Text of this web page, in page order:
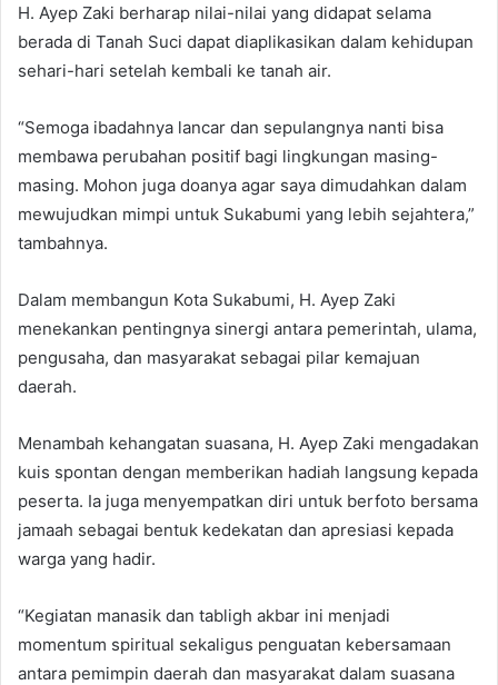
H. Ayep Zaki berharap nilai-nilai yang didapat selama
berada di Tanah Suci dapat diaplikasikan dalam kehidupan
sehari-hari setelah kembali ke tanah air.
“Semoga ibadahnya lancar dan sepulangnya nanti bisa
membawa perubahan positif bagi lingkungan masing-
masing. Mohon juga doanya agar saya dimudahkan dalam
mewujudkan mimpi untuk Sukabumi yang lebih sejahtera,”
tambahnya.
Dalam membangun Kota Sukabumi, H. Ayep Zaki
menekankan pentingnya sinergi antara pemerintah, ulama,
pengusaha, dan masyarakat sebagai pilar kemajuan
daerah.
Menambah kehangatan suasana, H. Ayep Zaki mengadakan
kuis spontan dengan memberikan hadiah langsung kepada
peserta. Ia juga menyempatkan diri untuk berfoto bersama
jamaah sebagai bentuk kedekatan dan apresiasi kepada
warga yang hadir.
“Kegiatan manasik dan tabligh akbar ini menjadi
momentum spiritual sekaligus penguatan kebersamaan
antara pemimpin daerah dan masyarakat dalam suasana